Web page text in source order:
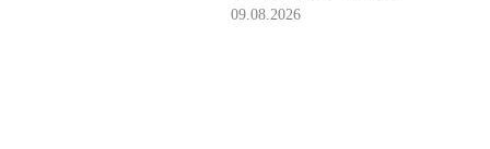
09.08.2026